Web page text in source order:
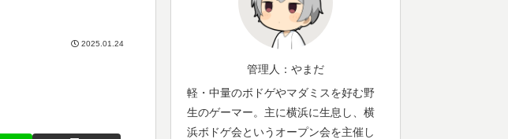
2025.01.24
管理人：やまだ
軽・中量のボドゲやマダミスを好む野
生のゲーマー。主に横浜に生息し、横
浜ボドゲ会というオープン会を主催し